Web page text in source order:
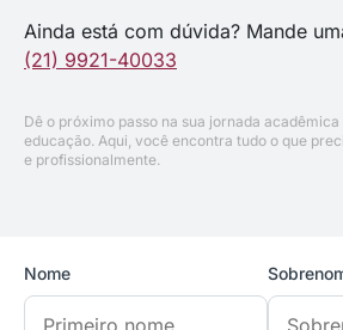
Ainda está com dúvida? Mande
(21) 9921-40033
Dê o próximo passo na sua jornada
educação. Aqui, você encontra tudo o que
e profissionalmente.
Nome